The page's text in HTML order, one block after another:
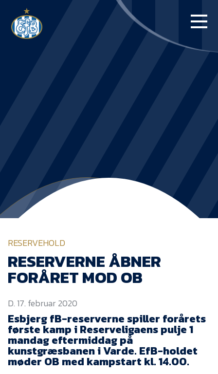
BLUE WATER
KVINDEHOLDET
NYHEDER
EfB Akademi
Sydvestjysk Fodbold
Samarbejde
Partnere
Blue Water Arena
RESERVEHOLD
RESERVERNE ÅBNER
FORÅRET MOD OB
D. 17. februar 2020
Esbjerg fB-reserverne spiller forårets
første kamp i Reserveligaens pulje 1
mandag eftermiddag på
kunstgræsbanen i Varde. EfB-holdet
møder OB med kampstart kl. 14.00.